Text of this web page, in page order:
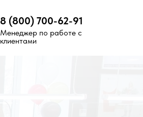
8 (800) 700-62-91
Менеджер по работе с
клиентами